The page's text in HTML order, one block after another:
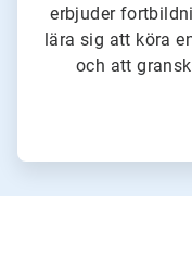
erbjuder
lära sig att köra
och att